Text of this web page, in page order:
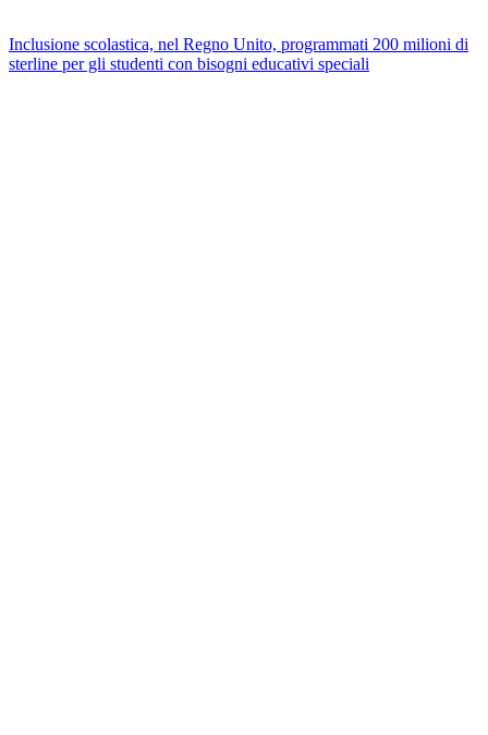
Inclusione scolastica, nel Regno Unito, programmati 200 milioni di
sterline per gli studenti con bisogni educativi speciali